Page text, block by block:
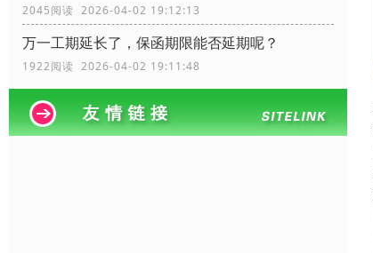
2045阅读 2026-04-02 19:12:13
万一工期延长了，保函期限能否延期呢？
1922阅读 2026-04-02 19:11:48